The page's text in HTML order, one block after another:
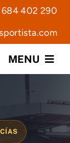
684 402 290
MENU